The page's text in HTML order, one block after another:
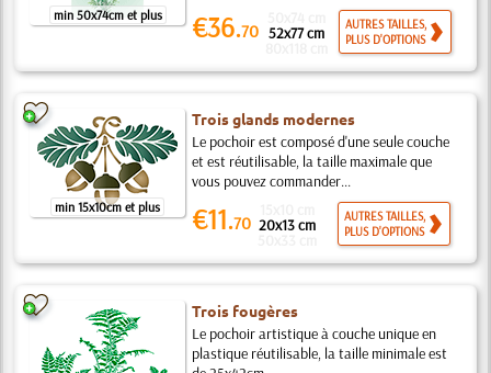
min 50x74cm et plus €36.70 52x77 cm
AUTRES TAILLES,
PLUS D'OPTIONS
min 15x10cm et plus
Trois glands modernes
Le pochoir est composé d'une seule couche
et est réutilisable, la taille maximale que
vous pouvez commander...
€11.70 20x13 cm
AUTRES TAILLES,
PLUS D'OPTIONS
Trois fougères
Le pochoir artistique à couche unique en
plastique réutilisable, la taille minimale est